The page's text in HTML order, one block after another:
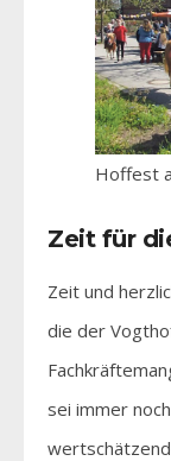
Hoffest
Zeit für
Zeit und
die der
sei immer